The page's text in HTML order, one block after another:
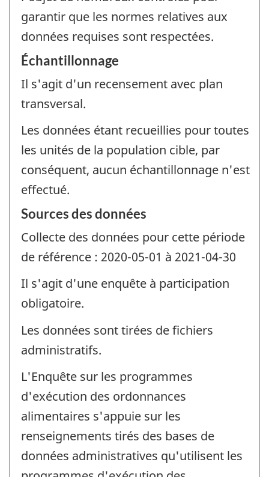
garantir que les normes relatives aux
données requises sont respectées.
Échantillonnage
Il s'agit d'un recensement avec plan
transversal.
Les données étant recueillies pour toutes
les unités de la population cible, par
conséquent, aucun échantillonnage n'est
effectué.
Sources des données
Collecte des données pour cette période
de référence : 2020-05-01 à 2021-04-30
Il s'agit d'une enquête à participation
obligatoire.
Les données sont tirées de fichiers
administratifs.
L'Enquête sur les programmes
d'exécution des ordonnances
alimentaires s'appuie sur les
renseignements tirés des bases de
données administratives qu'utilisent les